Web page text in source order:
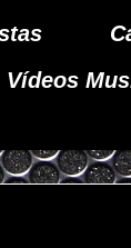
Vídeos